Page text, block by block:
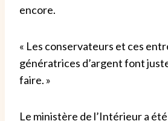
encore.
« Les conservateurs et ces
génératrices d’argent font
faire. »
Le ministère de l’Intérieur a